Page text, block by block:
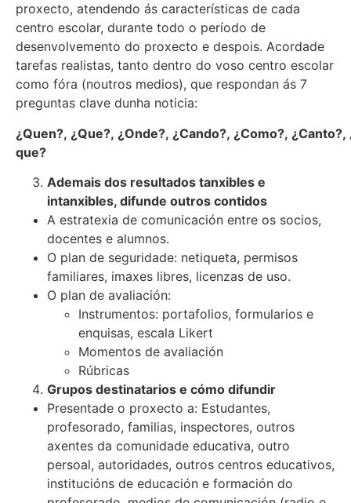
proxecto, atendendo ás características de cada
centro escolar, durante todo o período de
desenvolvemento do proxecto e despois. Acordade
tarefas realistas, tanto dentro do voso centro escolar
como fóra (noutros medios), que respondan ás 7
preguntas clave dunha noticia:
¿Quen?, ¿Que?, ¿Onde?, ¿Cando?, ¿Como?, ¿Canto?,
que?
Ademais dos resultados tanxibles e
intanxibles, difunde outros contidos
A estratexia de comunicación entre os socios,
docentes e alumnos.
O plan de seguridade: netiqueta, permisos
familiares, imaxes libres, licenzas de uso.
O plan de avaliación:
Instrumentos: portafolios, formularios e
enquisas, escala Likert
Momentos de avaliación
Rúbricas
Grupos destinatarios e cómo difundir
Presentade o proxecto a: Estudantes,
profesorado, familias, inspectores, outros
axentes da comunidade educativa, outro
persoal, autoridades, outros centros educativos,
institucións de educación e formación do